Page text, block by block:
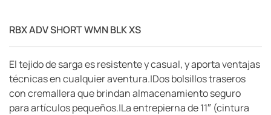
RBX ADV SHORT WMN BLK XS
El tejido de sarga es resistente y casual, y aporta ventajas
técnicas en cualquier aventura.|Dos bolsillos traseros
con cremallera que brindan almacenamiento seguro
para artículos pequeños.|La entrepierna de 11″ (cintura